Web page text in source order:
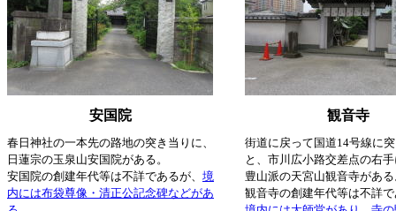
安国院 観音寺
春日神社の一本先の路地の突き当りに、
日蓮宗の玉泉山安国院がある。
安国院の創建年代等は不詳であるが、 境
内には布袋尊像・清正公記念碑などがあ
街道に戻って国道14号線に
と、市川広小路交差点の右
豊山派の天宮山観音寺があ
観音寺の創建年代等は不詳